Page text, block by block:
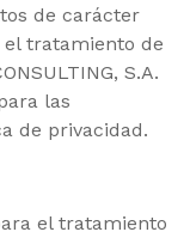
de carácter
el tratamiento de
S.A.
las
de privacidad.
el tratamiento